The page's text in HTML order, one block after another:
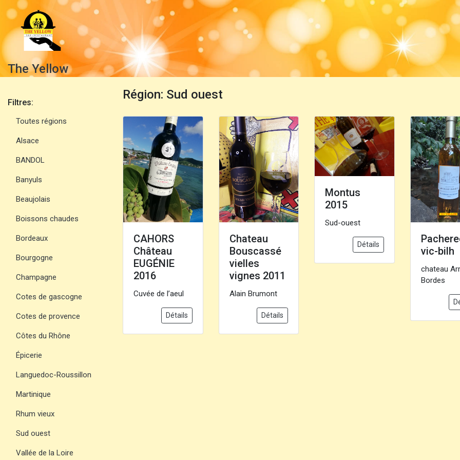
The Yellow
Filtres:
Toutes régions
Alsace
BANDOL
Banyuls
Beaujolais
Boissons chaudes
Bordeaux
Bourgogne
Champagne
Cotes de gascogne
Cotes de provence
Côtes du Rhône
Épicerie
Languedoc-Roussillon
Martinique
Rhum vieux
Sud ouest
Vallée de la Loire
Région: Sud ouest
CAHORS
Château
EUGÉNIE
2016
Cuvée de l’aeul
Détails
Chateau
Bouscassé
vielles
vignes 2011
Alain Brumont
Détails
Montus
2015
Sud-ouest
Détails
vic-bilh
chateau
Bordes